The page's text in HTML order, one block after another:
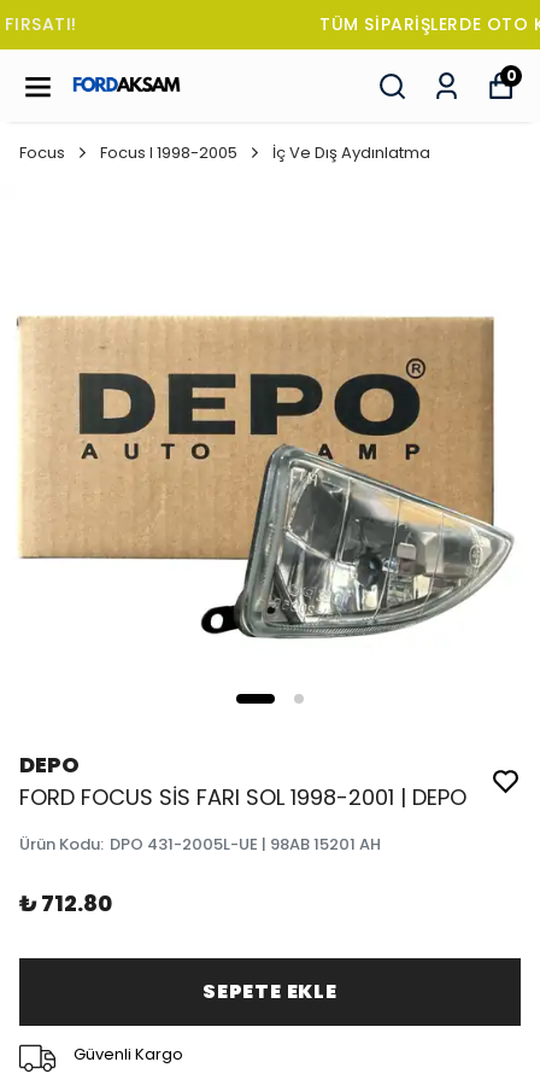
TÜM SİPARİŞLERDE OTO KOKUSU HEDİYE!
0
Focus Focus I 1998-2005 İç Ve Dış Aydınlatma
DEPO
FORD FOCUS SİS FARI SOL 1998-2001 | DEPO
Ürün Kodu: DPO 431-2005L-UE | 98AB 15201 AH
₺ 712.80
SEPETE EKLE
Güvenli Kargo